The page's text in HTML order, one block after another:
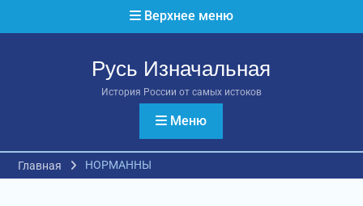
Верхнее меню
Русь Изначальная
История России от самых истоков
Меню
Главная НОРМАННЫ